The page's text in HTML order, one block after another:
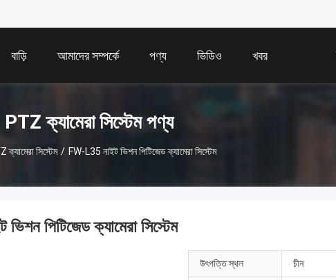
বাড়ি আমাদের সম্পর্কে পণ্য ভিডিও খবর
PTZ ক্যামেরা সিস্টেম পণ্য
ক্যামেরা সিস্টেম / FW-L35 নাইট ভিশন পিটিজেড ক্যামেরা সিস্টেম
পিটিজেড ক্যামেরা সিস্টেম
উৎপত্তি স্থল চীন